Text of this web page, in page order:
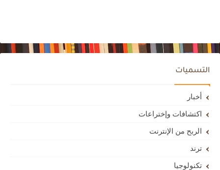
التسميات
أخبار
اكتشافات وإختراعات
الربح من الإنترنت
ترند
تكنولوجيا